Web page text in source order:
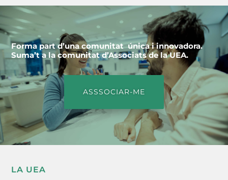
Forma part d’una comunitat única i innovadora.
Suma’t a la comunitat d’Associats de la UEA.
ASSSOCIAR-ME
LA UEA